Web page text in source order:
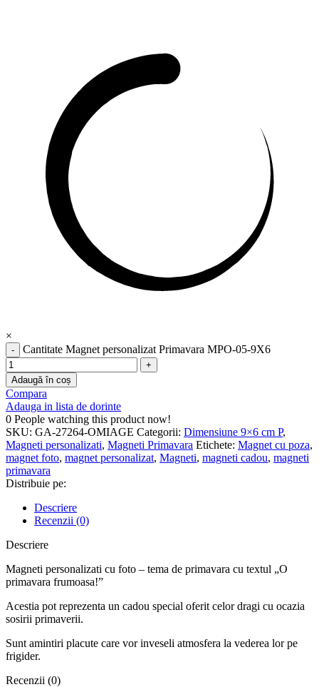
×
Cantitate Magnet personalizat Primavara MPO-05-9X6
Adaugă în coș
Compara
Adauga in lista de dorinte
0 People watching this product now!
SKU: GA-27264-OMIAGE Categorii: Dimensiune 9×6 cm P,
Magneti personalizati, Magneti Primavara Etichete: Magnet cu poza,
magnet foto, magnet personalizat, Magneti, magneti cadou, magneti
primavara
Distribuie pe:
Descriere
Recenzii (0)
Descriere
Magneti personalizati cu foto – tema de primavara cu textul „O
primavara frumoasa!”
Acestia pot reprezenta un cadou special oferit celor dragi cu ocazia
sosirii primaverii.
Sunt amintiri placute care vor inveseli atmosfera la vederea lor pe
frigider.
Recenzii (0)